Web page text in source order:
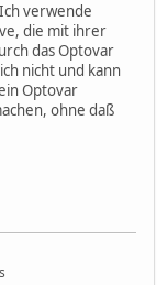
verwende
die mit ihrer
das Optovar
nicht und kann
Optovar
ohne daß